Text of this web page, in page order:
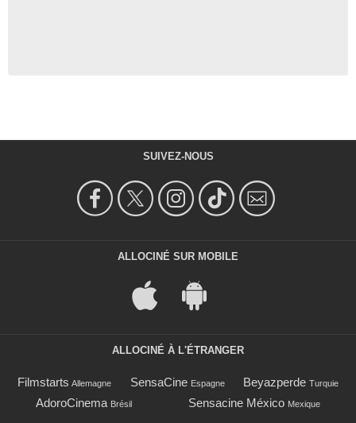
SUIVEZ-NOUS
ALLOCINÉ SUR MOBILE
ALLOCINÉ À L'ÉTRANGER
Filmstarts Allemagne SensaCine Espagne Beyazperde Turquie
AdoroCinema Brésil Sensacine México Mexique